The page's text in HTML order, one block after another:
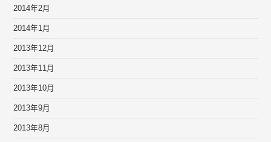
2014年2月
2014年1月
2013年12月
2013年11月
2013年10月
2013年9月
2013年8月